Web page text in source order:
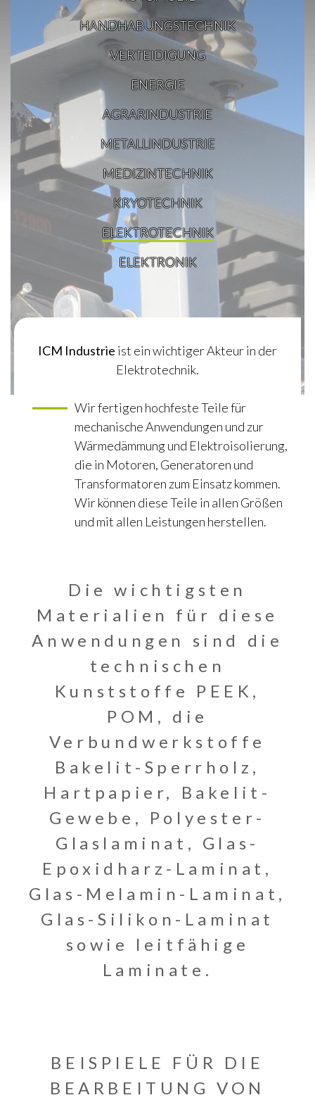
HANDHABUNGSTECHNIK
VERTEIDIGUNG
ENERGIE
AGRARINDUSTRIE
METALLINDUSTRIE
MEDIZINTECHNIK
KRYOTECHNIK
ELEKTROTECHNIK
ELEKTRONIK
ICM Industrie ist ein wichtiger Akteur in der
Elektrotechnik.
Wir fertigen hochfeste Teile für
mechanische Anwendungen und zur
Wärmedämmung und Elektroisolierung,
die in Motoren, Generatoren und
Transformatoren zum Einsatz kommen.
Wir können diese Teile in allen Größen
und mit allen Leistungen herstellen.
Die wichtigsten
Materialien für diese
Anwendungen sind die
technischen
Kunststoffe PEEK,
POM, die
Verbundwerkstoffe
Bakelit-Sperrholz,
Hartpapier, Bakelit-
Gewebe, Polyester-
Glaslaminat, Glas-
Epoxidharz-Laminat,
Glas-Melamin-Laminat,
Glas-Silikon-Laminat
sowie leitfähige
Laminate.
BEISPIELE FÜR DIE
BEARBEITUNG VON